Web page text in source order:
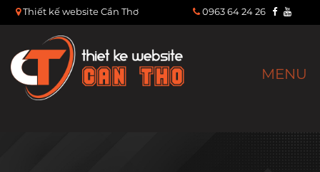
Thiết kế website Cần Thơ 0963 64 24 26
MENU